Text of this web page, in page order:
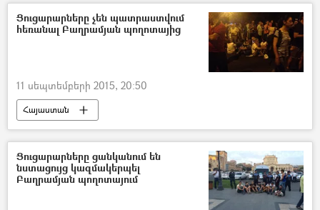
Ցուցարարները չեն պատրաստվում
հեռանալ Բաղրամյան պողոտայից
11 սեպտեմբերի 2015, 20:50
Հայաստան
Ցուցարարները ցանկանում են
նստացույց կազմակերպել
Բաղրամյան պողոտայում